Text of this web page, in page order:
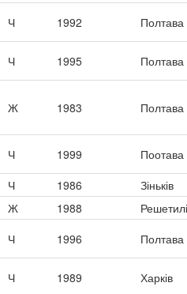
Ч 1992 Полтава
Ч 1995 Полтава
Ж 1983 Полтава
Ч 1999
Поотава
Ч 1986
Зіньків
Ж 1988
Ч 1996 Полтава
Ч 1989
Харків